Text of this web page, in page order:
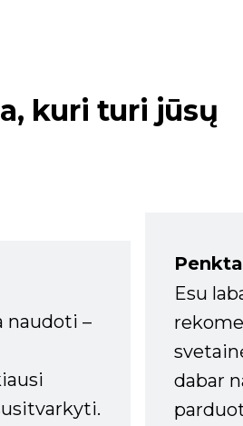
kuri turi jūsų
naudoti –
Esu
dabar